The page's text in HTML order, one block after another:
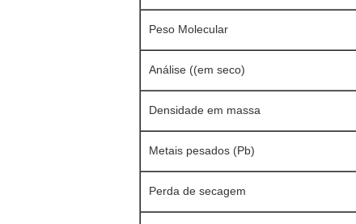
Peso Molecular
Análise ((em seco)
Densidade em massa
Metais pesados (Pb)
Perda de secagem